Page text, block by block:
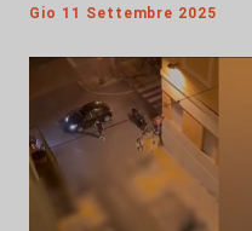
Gio 11 Settembre 2025